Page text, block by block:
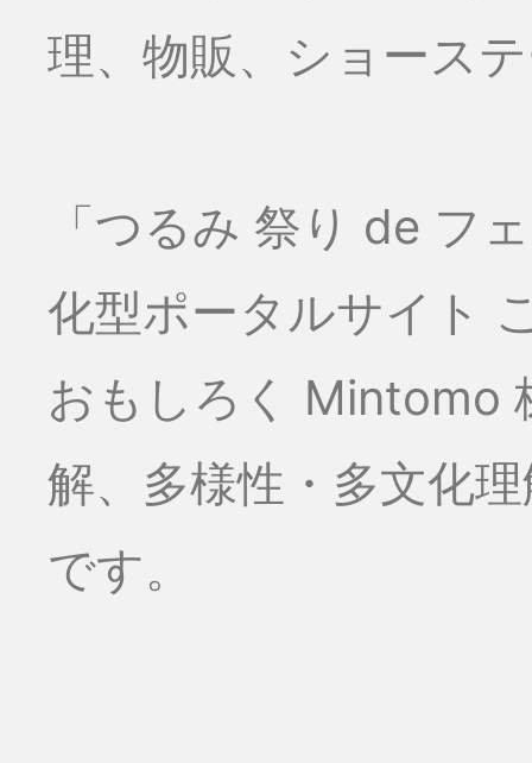
理、物販、ショース
「つるみ 祭り de フ
化型ポータルサイト
おもしろく Mintomo
解、多様性・多文化
です。